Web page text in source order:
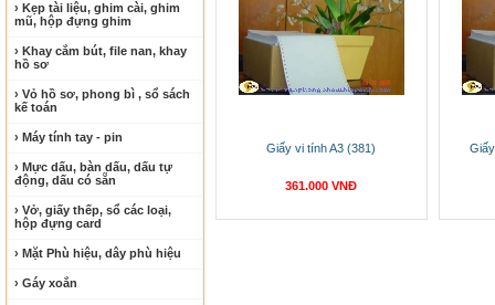
› Kẹp tài liệu, ghim cài, ghim
mũ, hộp đựng ghim
› Khay cắm bút, file nan, khay
hồ sơ
› Vỏ hồ sơ, phong bì , sổ sách
kế toán
› Máy tính tay - pin
› Mực dấu, bàn dấu, dấu tự
động, dấu có sẵn
› Vở, giấy thếp, sổ các loại,
hộp đựng card
› Mặt Phù hiệu, dây phù hiệu
› Gáy xoắn
Giấy vi tính A3 (381)
361.000 VNĐ